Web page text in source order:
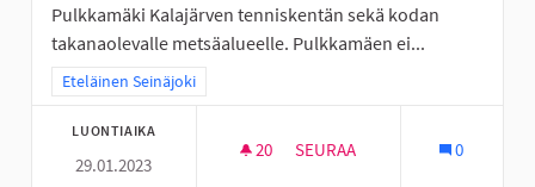
Pulkkamäki Kalajärven tenniskentän sekä kodan
takanaolevalle metsäalueelle. Pulkkamäen ei...
Rajaa tulokset teeman mukaan: Eteläinen Seinäjoki
Eteläinen Seinäjoki
LUONTIAIKA
29.01.2023
20 20 SEURAAJAA
SEURAA 0